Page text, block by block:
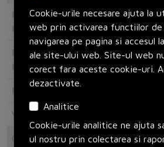
Rated control supply voltage AC 50
Hz
Rated control supply voltage AC 60
Hz
Rated control supply voltage DC
Voltage type for actuating
Connection
Cookie-urile necesare ajuta la
web prin activarea functiilor de
navigarea pe pagina si accesul
ale site-ului web. Site-ul web
corect fara aceste cookie-uri.
dezactivate.
Analitice
Cookie-urile analitice ne ajuta
ul nostru prin colectarea si